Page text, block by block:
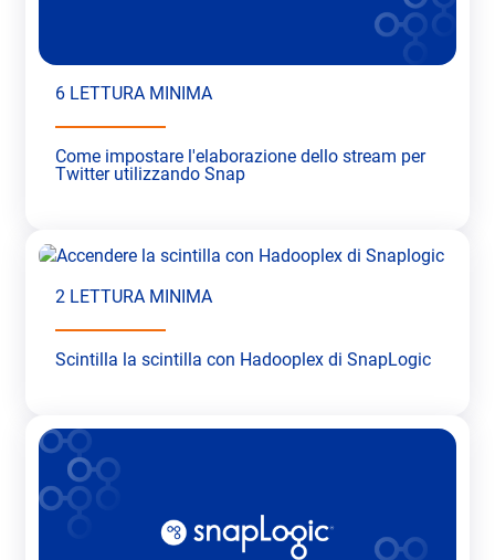
6 LETTURA MINIMA
Come impostare l'elaborazione dello stream per
Twitter utilizzando Snap
2 LETTURA MINIMA
Scintilla la scintilla con Hadooplex di SnapLogic